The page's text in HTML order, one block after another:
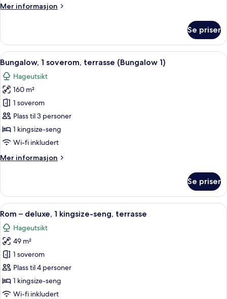
Mer informasjon
Mer
–
deluxe
Se priser
Åpne
alle
bildene
av
Bungalow,
1
soverom,
terrasse
1)
Bungalow, 1 soverom, terrasse
10
Bungalow, 1 soverom, terrasse (Bungalow 1)
Hageutsikt
160 m²
1 soverom
Plass til 3 personer
1 kingsize-seng
Wi-fi inkludert
Mer informasjon
Mer
1
soverom,
terrasse
1)
Se priser
Åpne
alle
bildene
av
Rom
–
deluxe,
1
Rom – deluxe, 1 kingsize-seng,
6
Rom – deluxe, 1 kingsize-seng, terrasse
Hageutsikt
49 m²
1 soverom
Plass til 4 personer
1 kingsize-seng
Wi-fi inkludert